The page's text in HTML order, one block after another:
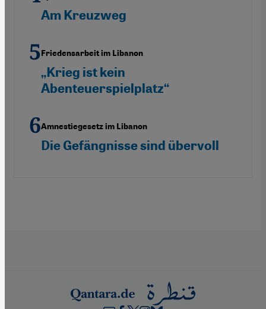
Am Kreuzweg
Friedensarbeit im Libanon
„Krieg ist kein
Abenteuerspielplatz“
Amnestiegesetz im Libanon
Die Gefängnisse sind übervoll